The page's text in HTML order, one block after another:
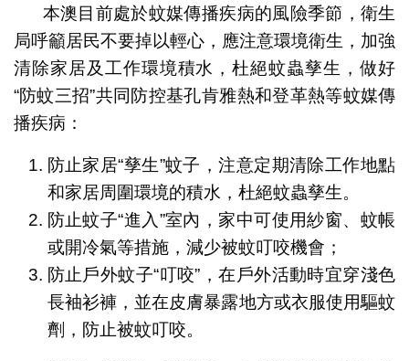
本澳目前處於蚊媒傳播疾病的風險季節，衛生
局呼籲居民不要掉以輕心，應注意環境衛生，加強
清除家居及工作環境積水，杜絕蚊蟲孳生，做好
“防蚊三招”共同防控基孔肯雅熱和登革熱等蚊媒傳
播疾病：
防止家居“孳生”蚊子，注意定期清除工作地點
和家居周圍環境的積水，杜絕蚊蟲孳生。
防止蚊子“進入”室內，家中可使用紗窗、蚊帳
或開冷氣等措施，減少被蚊叮咬機會；
防止戶外蚊子“叮咬”，在戶外活動時宜穿淺色
長袖衫褲，並在皮膚暴露地方或衣服使用驅蚊
劑，防止被蚊叮咬。